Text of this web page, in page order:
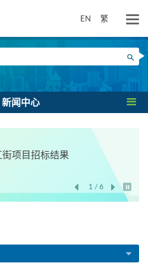
EN 繁
搜寻
新闻中心
项目招标结果
1 / 6
开始/